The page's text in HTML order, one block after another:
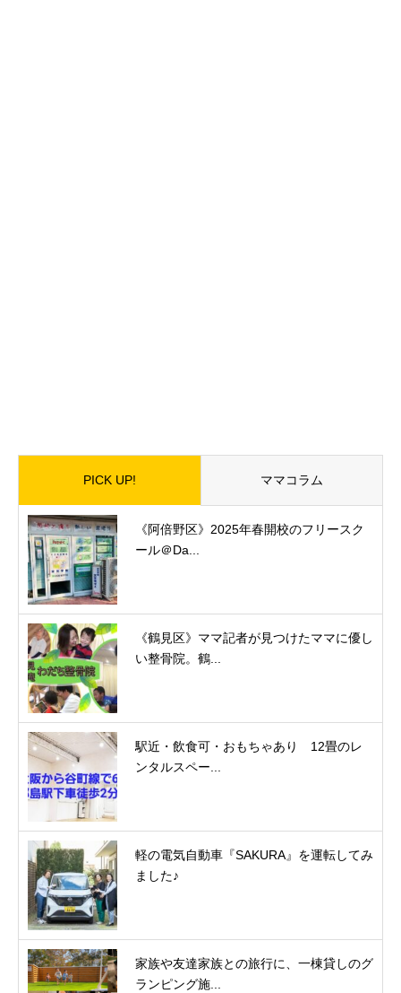
PICK UP! ママコラム
《阿倍野区》2025年春開校のフリースク
ール＠Da...
《鶴見区》ママ記者が見つけたママに優し
い整骨院。鶴...
駅近・飲食可・おもちゃあり 12畳のレ
ンタルスペー...
軽の電気自動車『SAKURA』を運転してみ
ました♪
家族や友達家族との旅行に、一棟貸しのグ
ランピング施...